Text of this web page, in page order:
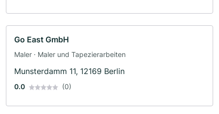
Go East GmbH
Maler · Maler und Tapezierarbeiten
Munsterdamm 11, 12169 Berlin
0.0 (0)